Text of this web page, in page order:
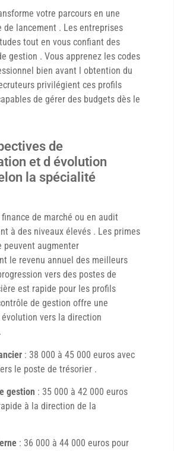
votre parcours en une
de lancement . Les entreprises
tout en vous confiant des
gestion . Vous apprenez les codes
bien avant l obtention du
privilégient ces profils
de gérer des budgets dès le
de
et d évolution
la spécialité
de marché ou en audit
à des niveaux élevés . Les primes
peuvent augmenter
le revenu annuel des meilleurs
vers des postes de
est rapide pour les profils
de gestion offre une
vers la direction
: 38 000 à 45 000 euros avec
le poste de trésorier .
gestion : 35 000 à 42 000 euros
à la direction de la
: 36 000 à 44 000 euros pour